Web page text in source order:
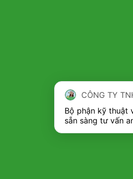
nguyên liệu chuẩn bị cho nước sốt,
liệu cho các món ăn hàng ngày,
lượng cho cơ thể. Sản phẩm luôn
CÔNG TY
Bộ phận kỹ thuật